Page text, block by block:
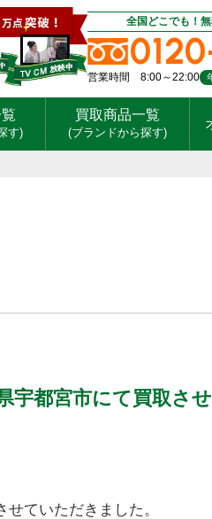
全国どこでも！
営業時間 8:00～22:00
す)
買取商品一覧
(ブランドから探す)
宇都宮市にて買取さ
ていただきました。